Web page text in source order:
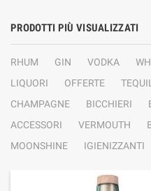
PRODOTTI PIÙ VISUALIZZATI
RHUM GIN VODKA
LIQUORI
OFFERTE
CHAMPAGNE
BICCHIERI
ACCESSORI
VERMOUTH
MOONSHINE
IGIENIZZANTI